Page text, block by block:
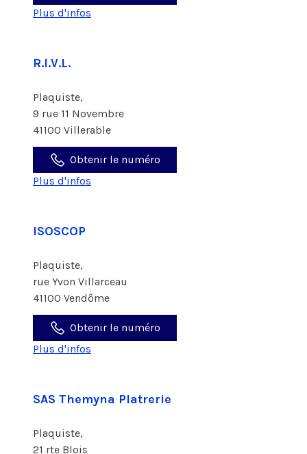
Plus d'infos
R.I.V.L.
Plaquiste,
9 rue 11 Novembre
41100 Villerable
Obtenir le numéro
Plus d'infos
ISOSCOP
Plaquiste,
rue Yvon Villarceau
41100 Vendôme
Obtenir le numéro
Plus d'infos
SAS Themyna Platrerie
Plaquiste,
21 rte Blois